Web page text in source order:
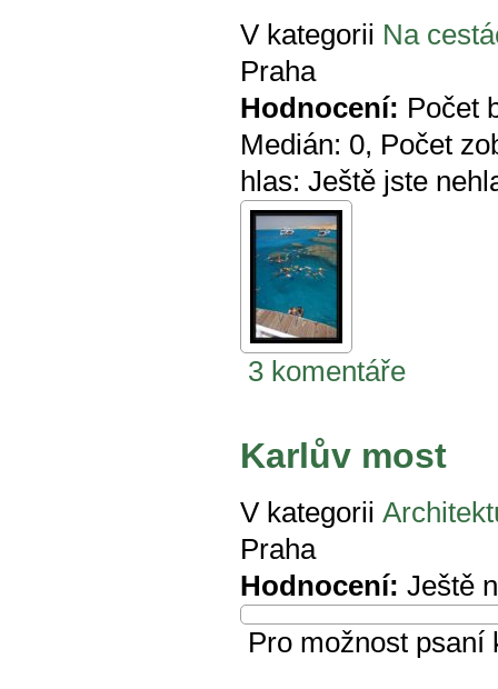
V kategorii Na
Praha
Hodnocení: Počet
Medián: 0, Počet
hlas: Ještě jste
3 komentáře
Karlův most
V kategorii
Praha
Hodnocení: Ještě
Pro možnost